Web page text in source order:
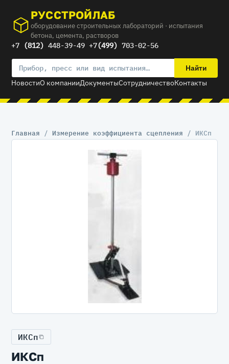
РУССТРОЙЛАБ
оборудование строительных лабораторий · испытания
бетона, цемента, растворов
+7 (812) 448-39-49 +7(499) 703-02-56
Найти
НовостиО компанииДокументыСотрудничествоКонтакты
Главная / Измерение коэффициента сцепления / ИКСп
ИКСп
ИКСп